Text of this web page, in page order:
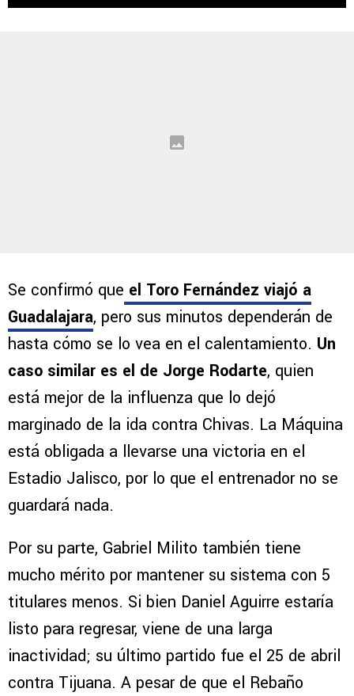
Se confirmó que el Toro Fernández viajó a
Guadalajara, pero sus minutos dependerán de
hasta cómo se lo vea en el calentamiento. Un
caso similar es el de Jorge Rodarte, quien
está mejor de la influenza que lo dejó
marginado de la ida contra Chivas. La Máquina
está obligada a llevarse una victoria en el
Estadio Jalisco, por lo que el entrenador no se
guardará nada.
Por su parte, Gabriel Milito también tiene
mucho mérito por mantener su sistema con 5
titulares menos. Si bien Daniel Aguirre estaría
listo para regresar, viene de una larga
inactividad; su último partido fue el 25 de abril
contra Tijuana. A pesar de que el Rebaño